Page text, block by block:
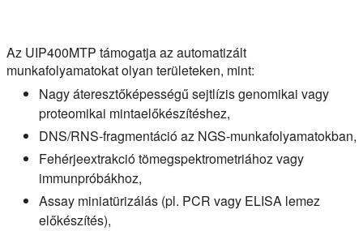
Az UIP400MTP támogatja az automatizált
munkafolyamatokat olyan területeken, mint:
Nagy áteresztőképességű sejtlízis genomikai vagy
proteomikai mintaelőkészítéshez,
DNS/RNS-fragmentáció az NGS-munkafolyamatokban,
Fehérjeextrakció tömegspektrometriához vagy
immunpróbákhoz,
Assay miniatürizálás (pl. PCR vagy ELISA lemez
előkészítés),